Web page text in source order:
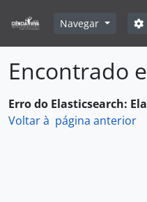
Navegar
Encontrado
Erro do Elasticsearch:
Voltar à página anterior